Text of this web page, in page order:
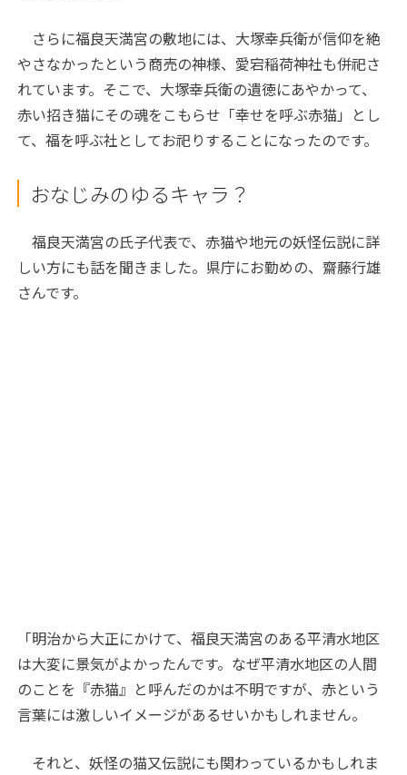
さらに福良天満宮の敷地には、大塚幸兵衛が信仰を絶
やさなかったという商売の神様、愛宕稲荷神社も併祀さ
れています。そこで、大塚幸兵衛の遺徳にあやかって、
赤い招き猫にその魂をこもらせ「幸せを呼ぶ赤猫」とし
て、福を呼ぶ社としてお祀りすることになったのです。
おなじみのゆるキャラ？
福良天満宮の氏子代表で、赤猫や地元の妖怪伝説に詳
しい方にも話を聞きました。県庁にお勤めの、齋藤行雄
さんです。
「明治から大正にかけて、福良天満宮のある平清水地区
は大変に景気がよかったんです。なぜ平清水地区の人間
のことを『赤猫』と呼んだのかは不明ですが、赤という
言葉には激しいイメージがあるせいかもしれません。
それと、妖怪の猫又伝説にも関わっているかもしれま